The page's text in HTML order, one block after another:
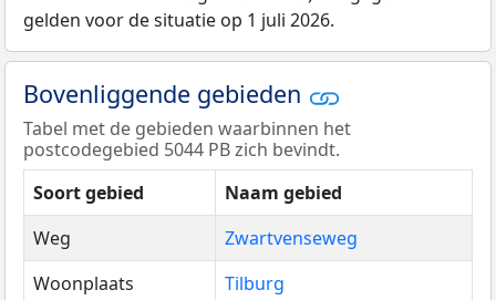
gelden voor de situatie op 1 juli 2026.
Bovenliggende gebieden
Tabel met de gebieden waarbinnen het
postcodegebied 5044 PB zich bevindt.
Soort gebied
Naam gebied
Weg
Zwartvenseweg
Woonplaats
Tilburg